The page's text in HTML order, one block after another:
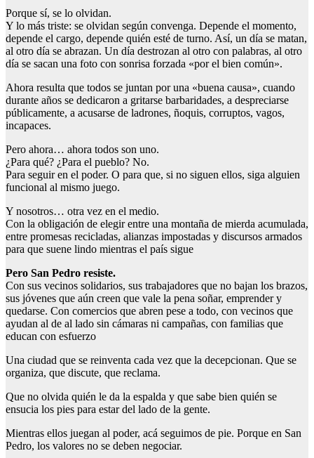
Porque sí, se lo olvidan.
Y lo más triste: se olvidan según convenga. Depende el momento,
depende el cargo, depende quién esté de turno. Así, un día se matan,
al otro día se abrazan. Un día destrozan al otro con palabras, al otro
día se sacan una foto con sonrisa forzada «por el bien común».
Ahora resulta que todos se juntan por una «buena causa», cuando
durante años se dedicaron a gritarse barbaridades, a despreciarse
públicamente, a acusarse de ladrones, ñoquis, corruptos, vagos,
incapaces.
Pero ahora… ahora todos son uno.
¿Para qué? ¿Para el pueblo? No.
Para seguir en el poder. O para que, si no siguen ellos, siga alguien
funcional al mismo juego.
Y nosotros… otra vez en el medio.
Con la obligación de elegir entre una montaña de mierda acumulada,
entre promesas recicladas, alianzas impostadas y discursos armados
para que suene lindo mientras el país sigue
Pero San Pedro resiste.
Con sus vecinos solidarios, sus trabajadores que no bajan los brazos,
sus jóvenes que aún creen que vale la pena soñar, emprender y
quedarse. Con comercios que abren pese a todo, con vecinos que
ayudan al de al lado sin cámaras ni campañas, con familias que
educan con esfuerzo
Una ciudad que se reinventa cada vez que la decepcionan. Que se
organiza, que discute, que reclama.
Que no olvida quién le da la espalda y que sabe bien quién se
ensucia los pies para estar del lado de la gente.
Mientras ellos juegan al poder, acá seguimos de pie. Porque en San
Pedro, los valores no se deben negociar.